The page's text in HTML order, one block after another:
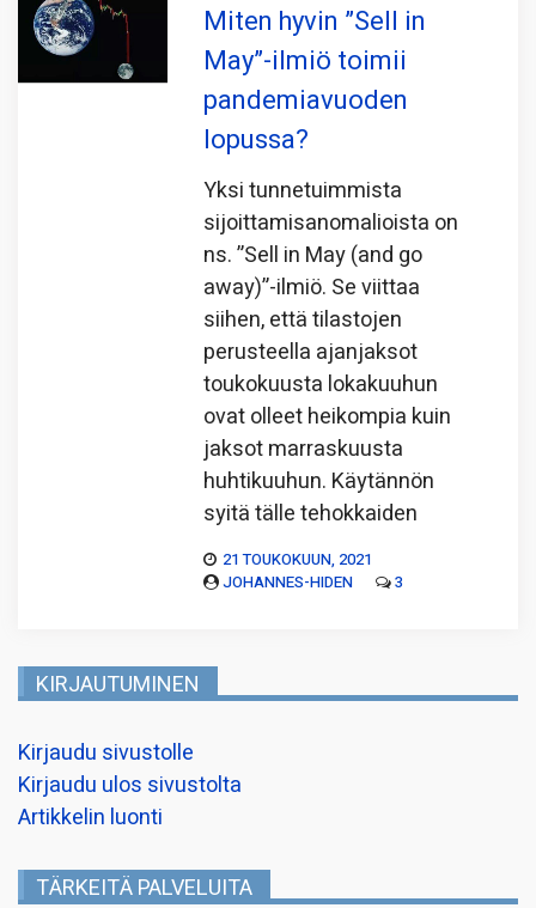
Miten hyvin ”Sell in
May”-ilmiö toimii
pandemiavuoden
lopussa?
Yksi tunnetuimmista
sijoittamisanomalioista on
ns. ”Sell in May (and go
away)”-ilmiö. Se viittaa
siihen, että tilastojen
perusteella ajanjaksot
toukokuusta lokakuuhun
ovat olleet heikompia kuin
jaksot marraskuusta
huhtikuuhun. Käytännön
syitä tälle tehokkaiden
21 TOUKOKUUN, 2021
JOHANNES-HIDEN
3
KIRJAUTUMINEN
Kirjaudu sivustolle
Kirjaudu ulos sivustolta
Artikkelin luonti
TÄRKEITÄ PALVELUITA